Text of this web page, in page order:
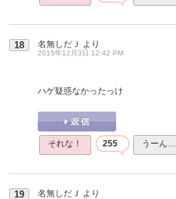
18 名無しだＪ より
2015年12月3日 12:42 PM
ハゲ疑惑なかったっけ
それな！ 255 うーん…
19 名無しだＪ より